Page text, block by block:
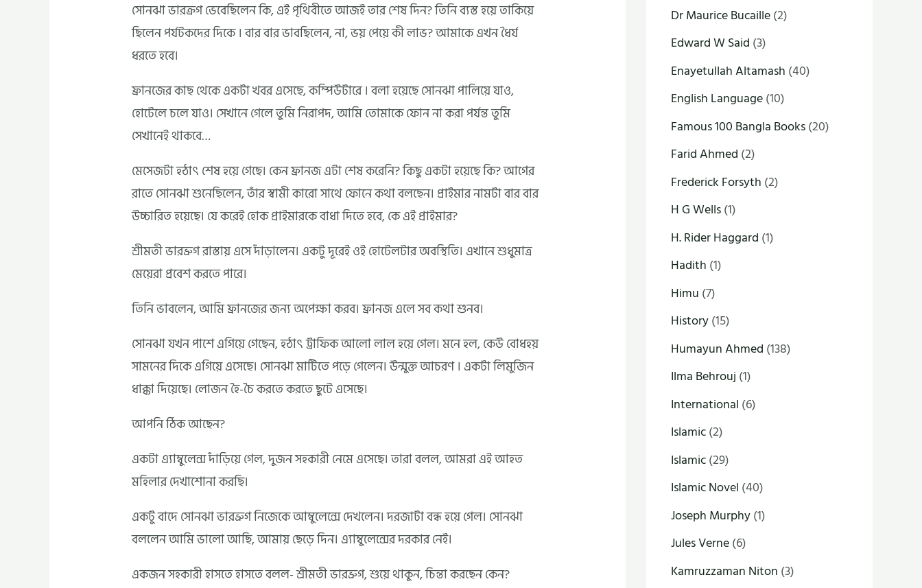
সোনঝা ভারক্রগ ভেবেছিলেন কি, এই পৃথিবীতে আজই তার শেষ দিন? তিনি ব্যস্ত হয়ে তাকিয়ে
ছিলেন পর্যটকদের দিকে । বার বার ভাবছিলেন, না, ভয় পেয়ে কী লাভ? আমাকে এখন ধৈর্য
ধরতে হবে।
ফ্রানজের কাছ থেকে একটা খবর এসেছে, কম্পিউটারে । বলা হয়েছে সোনঝা পালিয়ে যাও,
হোটেলে চলে যাও। সেখানে গেলে তুমি নিরাপদ, আমি তোমাকে ফোন না করা পর্যন্ত তুমি
সেখানেই থাকবে…
মেসেজটা হঠাৎ শেষ হয়ে গেছে। কেন ফ্রানজ এটা শেষ করেনি? কিছু একটা হয়েছে কি? আগের
রাতে সোনঝা শুনেছিলেন, তাঁর স্বামী কারো সাথে ফোনে কথা বলছেন। প্রাইমার নামটা বার বার
উচ্চারিত হয়েছে। যে করেই হোক প্রাইমারকে বাধা দিতে হবে, কে এই প্রাইমার?
শ্রীমতী ভারভ্রুগ রাস্তায় এসে দাঁড়ালেন। একটু দূরেই ওই হোটেলটার অবস্থিতি। এখানে শুধুমাত্র
মেয়েরা প্রবেশ করতে পারে।
তিনি ভাবলেন, আমি ফ্রানজের জন্য অপেক্ষা করব। ফ্রানজ এলে সব কথা শুনব।
সোনঝা যখন পাশে এগিয়ে গেছেন, হঠাৎ ট্রাফিক আলো লাল হয়ে গেল। মনে হল, কেউ বোধহয়
সামনের দিকে এগিয়ে এসেছে। সোনঝা মাটিতে পড়ে গেলেন। উন্মুক্ত আচরণ । একটা লিমুজিন
ধাক্কা দিয়েছে। লোজন হৈ-চৈ করতে করতে ছুটে এসেছে।
আপনি ঠিক আছেন?
একটা এ্যাম্বুলেন্স দাঁড়িয়ে গেল, দুজন সহকারী নেমে এসেছে। তারা বলল, আমরা এই আহত
মহিলার দেখাশোনা করছি।
একটু বাদে সোনঝা ভারভ্রুগ নিজেকে আম্বুলেন্সে দেখলেন। দরজাটা বন্ধ হয়ে গেল। সোনঝা
বললেন আমি ভালো আছি, আমায় ছেড়ে দিন। এ্যাম্বুলেন্সের দরকার নেই।
একজন সহকারী হাসতে হাসতে বলল- শ্রীমতী ভারভ্রুগ, শুয়ে থাকুন, চিন্তা করছেন কেন?
Dr Maurice Bucaille(2)
Edward W Said (3)
Enayetullah Altamash (40)
English Language(10)
Famous 100 Bangla Books(20)
Farid Ahmed (2)
Frederick Forsyth (2)
H G Wells(1)
H. Rider Haggard (1)
Hadith (1)
Himu (7)
History(15)
Humayun Ahmed (138)
Ilma Behrouj (1)
International (6)
Islamic(2)
Islamic(29)
Islamic Novel (40)
Joseph Murphy(1)
Jules Verne(6)
Kamruzzaman Niton (3)